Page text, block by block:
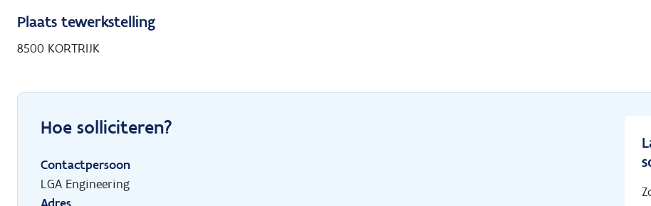
Plaats tewerkstelling
8500 KORTRIJK
Hoe solliciteren?
Contactpersoon
LGA Engineering